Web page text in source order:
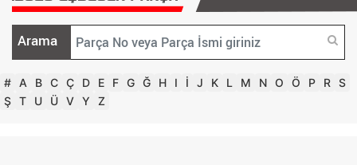
Arama
# A B C Ç D E F G Ğ H I İ J K L M N O Ö P R S
Ş T U Ü V Y Z